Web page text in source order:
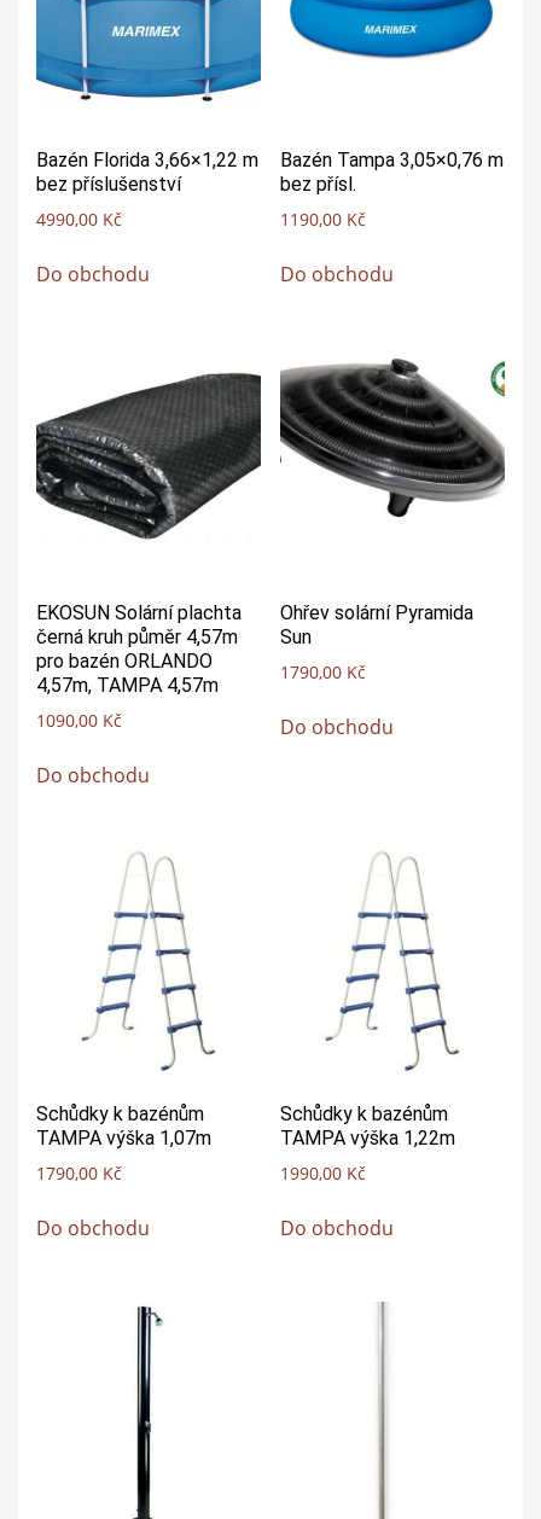
Bazén Florida 3,66×1,22 m
bez příslušenství
4990,00 Kč
Do obchodu
Bazén Tampa 3,05×0,76 m
bez přísl.
1190,00 Kč
Do obchodu
EKOSUN Solární plachta
černá kruh půměr 4,57m
pro bazén ORLANDO
4,57m, TAMPA 4,57m
1090,00 Kč
Do obchodu
Ohřev solární Pyramida
Sun
1790,00 Kč
Do obchodu
Schůdky k bazénům
TAMPA výška 1,07m
1790,00 Kč
Do obchodu
Schůdky k bazénům
TAMPA výška 1,22m
1990,00 Kč
Do obchodu